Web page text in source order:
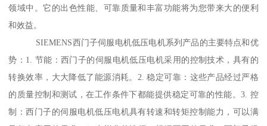
领域中。它的出色性能、可靠质量和丰富功能将为您带来大的便利
和效益。
SIEMENS西门子伺服电机低压电机系列产品的主要特点和优
势：1. 节能：西门子的伺服电机低压电机采用的控制技术，具有的
转换效率，大大降低了能源消耗。2. 稳定可靠：这些产品经过严格
的质量控制和测试，在工作条件下都能提供稳定可靠的性能。3. 控
制：西门子的伺服电机低压电机具有转速和转矩控制能力，可以满